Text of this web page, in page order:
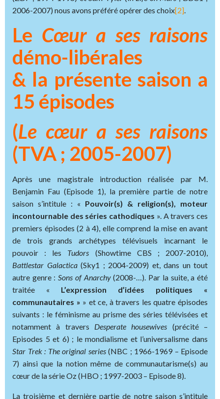
2006-2007) nous avons préféré opérer des choix[2]
Le Cœur a ses raisons
démo-libérales
& la présente saison a
15 épisodes
(Le cœur a ses raisons
(TVA ; 2005-2007)
Après une magistrale introduction réalisée par M.
Benjamin Fau (Episode 1), la première partie de notre
saison s’intitule : « Pouvoir(s) & religion(s), moteur
incontournable des séries cathodiques ». A travers ces
premiers épisodes (2 à 4), elle comprend la mise en avant
de trois grands archétypes télévisuels incarnant le
pouvoir : les Tudors (Showtime CBS ; 2007-2010),
Battlestar Galactica(Sky1 ; 2004-2009) et, dans un tout
autre genre : Sons of Anarchy(2008-…). Par la suite, a été
traitée « L’expression d’idées politiques «
communautaires » » et ce, à travers les quatre épisodes
suivants : le féminisme au prisme des séries télévisées et
notamment à travers Desperate housewives (précité –
Episodes 5 et 6) ; le mondialisme et l’universalisme dans
Star Trek : The original series (NBC ; 1966-1969 – Episode
7) ainsi que la notion même de communautarisme(s) au
cœur de la série Oz (HBO ; 1997-2003 – Episode 8).
La troisième et dernière partie de notre saison s’intitule